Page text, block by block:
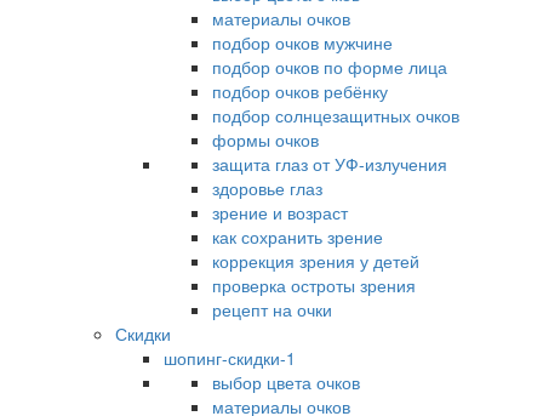
материалы очков
подбор очков мужчине
подбор очков по форме лица
подбор очков ребёнку
подбор солнцезащитных очков
формы очков
защита глаз от УФ-излучения
здоровье глаз
зрение и возраст
как сохранить зрение
коррекция зрения у детей
проверка остроты зрения
рецепт на очки
Скидки
шопинг-скидки-1
выбор цвета очков
материалы очков